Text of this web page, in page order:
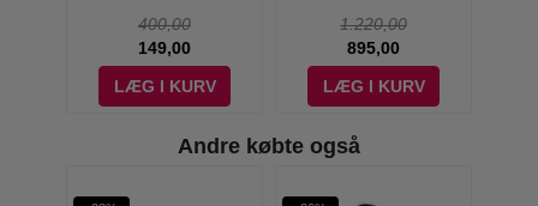
400,00
149,00
LÆG I KURV
1.220,00
895,00
LÆG I KURV
Andre købte også